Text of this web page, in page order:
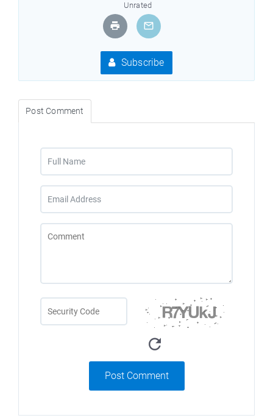
Unrated
Subscribe
Post Comment
Post Comment